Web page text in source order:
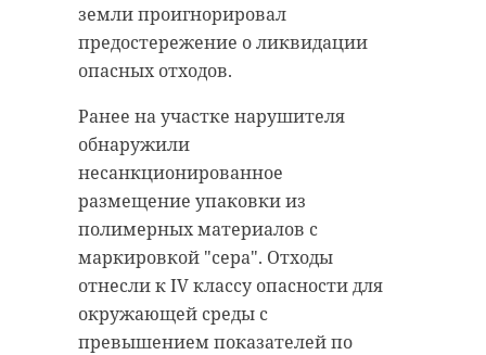
земли проигнорировал
предостережение о ликвидации
опасных отходов.
Ранее на участке нарушителя
обнаружили
несанкционированное
размещение упаковки из
полимерных материалов с
маркировкой "сера". Отходы
отнесли к IV классу опасности для
окружающей среды с
превышением показателей по